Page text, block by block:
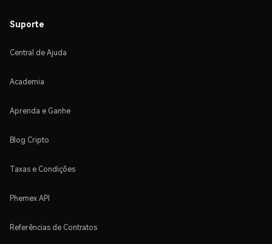
Suporte
Central de Ajuda
Academia
Aprenda e Ganhe
Blog Cripto
Taxas e Condições
Phemex API
Referências de Contratos